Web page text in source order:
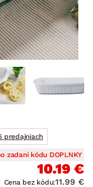
predajniach
zadaní kódu DOPLNKY
10.19 €
Cena bez kódu:11.99 €